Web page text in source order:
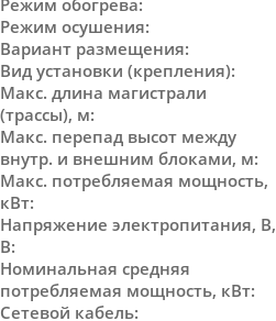
Режим обогрева:
Режим осушения:
Вариант размещения:
Вид установки (крепления):
Макс. длина магистрали
(трассы), м:
Макс. перепад высот между
внутр. и внешним блоками, м:
Макс. потребляемая мощность,
кВт:
Напряжение электропитания, В,
В:
Номинальная средняя
потребляемая мощность, кВт:
Сетевой кабель: